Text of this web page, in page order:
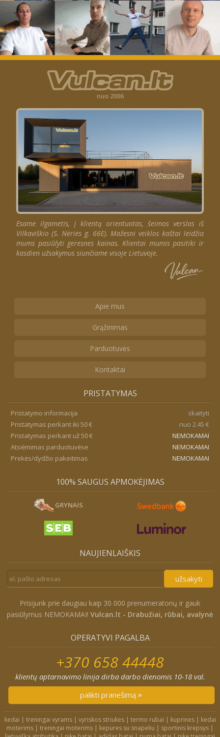
nuo 2006
Esame ilgametis, į klientą orientuotas, šeimos verslas iš
Vilkaviškio (S. Nėries g. 66E). Mažesni veiklos kaštai leidžia
mums pasiūlyti geresnes kainas. Klientai mumis pasitiki ir
kasdien užsakymus siunčiame visoje Lietuvoje.
Apie mus
Grąžinimas
Parduotuvės
Kontaktai
PRISTATYMAS
Pristatymo informacija
skaityti
Pristatymas perkant iki 50 €
nuo 2.45 €
Pristatymas perkant už 50 €
NEMOKAMAI
Atsiėmimas parduotuvėse
NEMOKAMAI
Prekės/dydžio pakeitimas
NEMOKAMAI
100% SAUGUS APMOKĖJIMAS
GRYNAIS
NAUJIENLAIŠKIS
užsakyti
Prisijunk prie daugiau kaip 30 000 prenumeratorių ir gauk
pasiūlymus NEMOKAMAI! Vulcan.lt - Drabužiai, rūbai, avalynė
OPERATYVI PAGALBA
+370 658 44448
klientų aptarnavimo linija dirba darbo dienomis 10-18 val.
palikti pranešimą
kedai | treningai vyrams| vyriskos striukes| termo rubai | kuprines| kedai
moterims | treningai moterims | kepures su snapeliu | sportinis krepsys |